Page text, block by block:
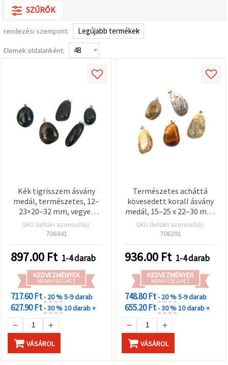
segítségével
Az "Összes
elfogadása"
kattintva
elfogadhatja
preferenciáit
az adott
típusú sütik
kiválasztásával
Fogadja
el
mindet
SZŰRŐK
rendezési szempont:
Elemek oldalanként:
Kék tigrisszem ásvány
medál, természetes, 12–
23×20–32 mm, vegyes
méret
SKU (leltári azonosító):
706441
897.00 Ft 1-4 darab
KEDVEZMÉNYEK
MENNYISÉGHEZ
717.60 Ft- 20 %5-9 darab
627.90 Ft- 30 %10 darab +
VÁSÁROL
Természetes acháttá
kövesedett korall ásvány
medál, 15–25 x 22–30 mm,
vegyes
SKU (leltári azonosító):
706391
936.00 Ft 1-4 darab
KEDVEZMÉNYEK
MENNYISÉGHEZ
748.80 Ft- 20 %5-9 darab
655.20 Ft- 30 %10 darab +
VÁSÁROL